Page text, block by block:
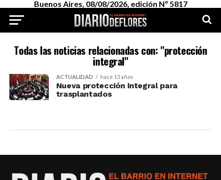
Buenos Aires, 08/08/2026, edición Nº 5817
Todas las noticias relacionadas con: "protección
integral"
ACTUALIDAD hace 13 años
Nueva protección integral para
trasplantados